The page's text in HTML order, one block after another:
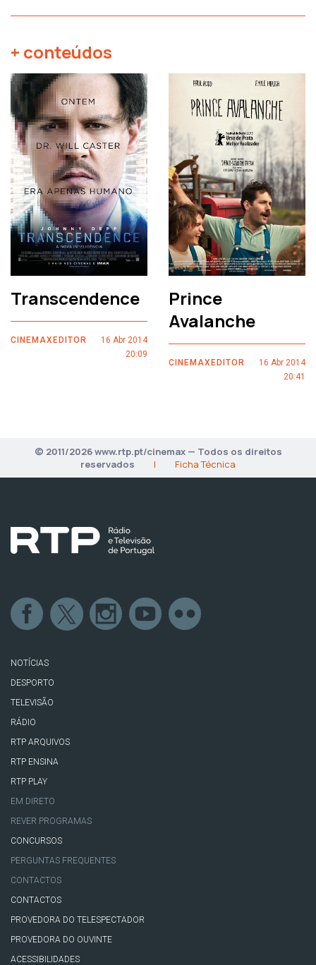
+ conteúdos
Transcendence
CINEMAXEDITOR
16 Abr 2014
20:09
Prince
Avalanche
CINEMAXEDITOR
16 Abr 2014
20:41
© 2011/2026 www.rtp.pt/cinemax — Todos os direitos
reservados
| Ficha Técnica
NOTÍCIAS
DESPORTO
TELEVISÃO
RÁDIO
RTP ARQUIVOS
RTP ENSINA
RTP PLAY
EM DIRETO
REVER PROGRAMAS
CONCURSOS
PERGUNTAS FREQUENTES
CONTACTOS
CONTACTOS
PROVEDORA DO TELESPECTADOR
PROVEDORA DO OUVINTE
ACESSIBILIDADES